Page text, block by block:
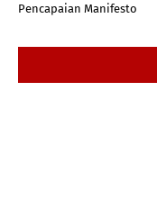
Pencapaian Manifesto